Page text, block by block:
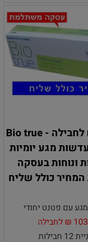
רק 103 ₪ לחבילה - Bio true
מגע יומיות
ונוחות בעסקה
כולל שליח
עם פטנט יחודי
חבילות